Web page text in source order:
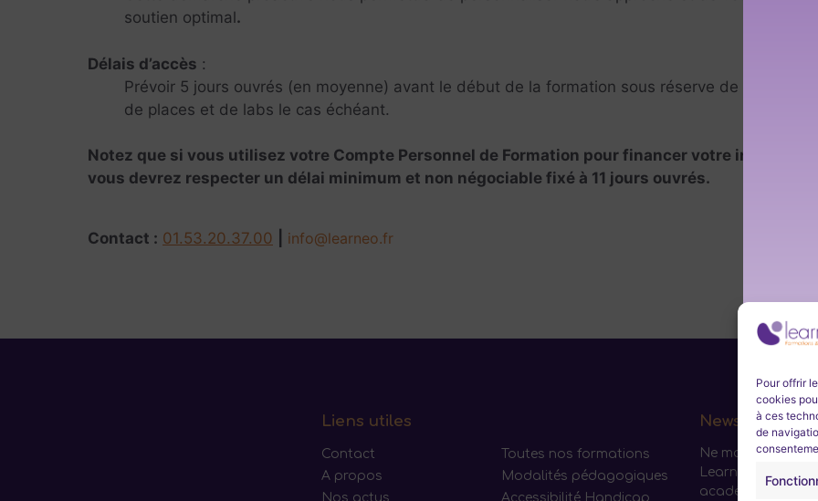
Pour offrir
cookies
à ces
de
soutien optimal .
Délais d’accès :
Prévoir 5 jours ouvrés (en moyenne) avant le début de la formation sous réserve de
de places et de labs le cas échéant.
Notez que si vous utilisez votre Compte Personnel de Formation pour financer votre
vous devrez respecter un délai minimum et non négociable fixé à 11 jours ouvrés.
Contact : 01.53.20.37.00 info@learneo.fr
Liens utiles
Contact
A propos
Nos actus
Toutes nos formations
Modalités pédagogiques
Accessibilité Handicap
Newsletter
Ne manquez
Learneo
académie.